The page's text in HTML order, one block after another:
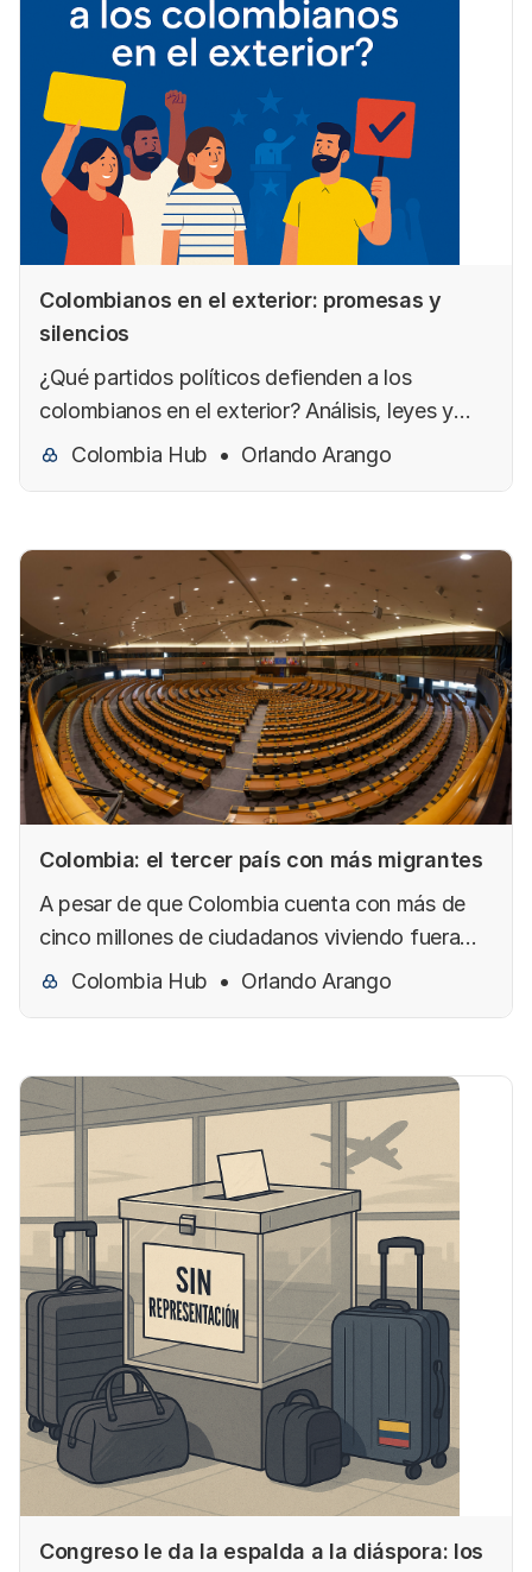
Colombianos en el exterior: promesas y
silencios
¿Qué partidos políticos defienden a los
colombianos en el exterior? Análisis, leyes y
retos reales hacia una representación efectiva
Colombia Hub Orlando Arango
Colombia: el tercer país con más migrantes
A pesar de que Colombia cuenta con más de
cinco millones de ciudadanos viviendo fuera
del país irónicamente su representación política
Senado.
Colombia Hub Orlando Arango
Congreso le da la espalda a la diáspora: los